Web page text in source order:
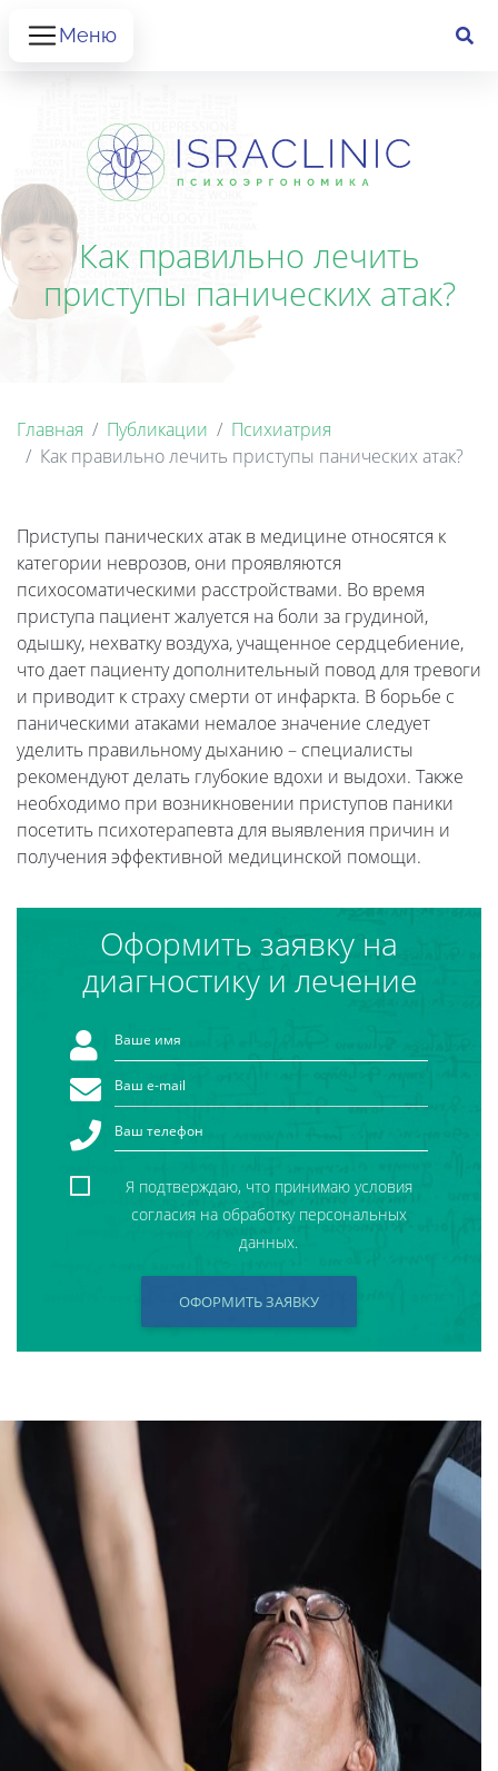
Меню
Как правильно лечить
приступы панических атак?
Главная Публикации
Психиатрия
Как правильно лечить приступы панических атак?
Приступы панических атак в медицине относятся к
категории неврозов, они проявляются
психосоматическими расстройствами. Во время
приступа пациент жалуется на боли за грудиной,
одышку, нехватку воздуха, учащенное сердцебиение,
что дает пациенту дополнительный повод для тревоги
и приводит к страху смерти от инфаркта. В борьбе с
паническими атаками немалое значение следует
уделить правильному дыханию – специалисты
рекомендуют делать глубокие вдохи и выдохи. Также
необходимо при возникновении приступов паники
посетить психотерапевта для выявления причин и
получения эффективной медицинской помощи.
Оформить заявку на
диагностику и лечение
Я подтверждаю, что принимаю условия
согласия на обработку персональных
данных.
ОФОРМИТЬ ЗАЯВКУ